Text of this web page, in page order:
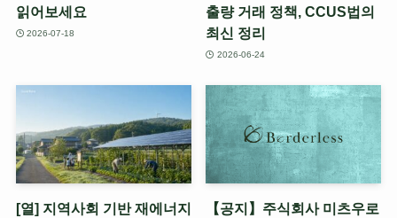
읽어보세요
2026-07-18
출량 거래 정책, CCUS법의
최신 정리
2026-06-24
[열] 지역사회 기반 재에너지
【공지】주식회사 미츠우로